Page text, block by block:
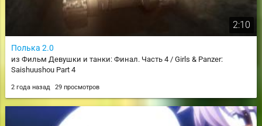
2:10
Полька 2.0
из Фильм Девушки и танки: Финал. Часть 4 / Girls & Panzer:
Saishuushou Part 4
2 года назад 29 просмотров